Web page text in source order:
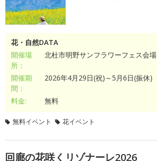
花・自然DATA
開催場
所：
北杜市明野サンフラワーフェス会場
開催期
間：
2026年4月29日(祝)～5月6日(振休)
料金: 無料
無料イベント 花イベント
回廊の花咲くリゾナーレ2026